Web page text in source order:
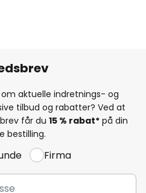
aktuelle indretnings- og
tilbud og rabatter? Ved at
får du 15 % rabat* på din
bestilling.
Firma